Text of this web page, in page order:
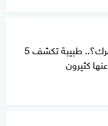
تريد إطالة عمرك؟.. طبيبة تكشف 5
كثيرون